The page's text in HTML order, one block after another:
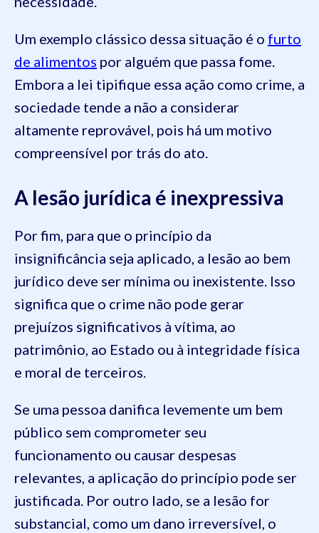
Um exemplo clássico dessa situação é o furto
de alimentos por alguém que passa fome.
Embora a lei tipifique essa ação como crime, a
sociedade tende a não a considerar
altamente reprovável, pois há um motivo
compreensível por trás do ato.
A lesão jurídica é inexpressiva
Por fim, para que o princípio da
insignificância seja aplicado, a lesão ao bem
jurídico deve ser mínima ou inexistente. Isso
significa que o crime não pode gerar
prejuízos significativos à vítima, ao
patrimônio, ao Estado ou à integridade física
e moral de terceiros.
Se uma pessoa danifica levemente um bem
público sem comprometer seu
funcionamento ou causar despesas
relevantes, a aplicação do princípio pode ser
justificada. Por outro lado, se a lesão for
substancial, como um dano irreversível, o